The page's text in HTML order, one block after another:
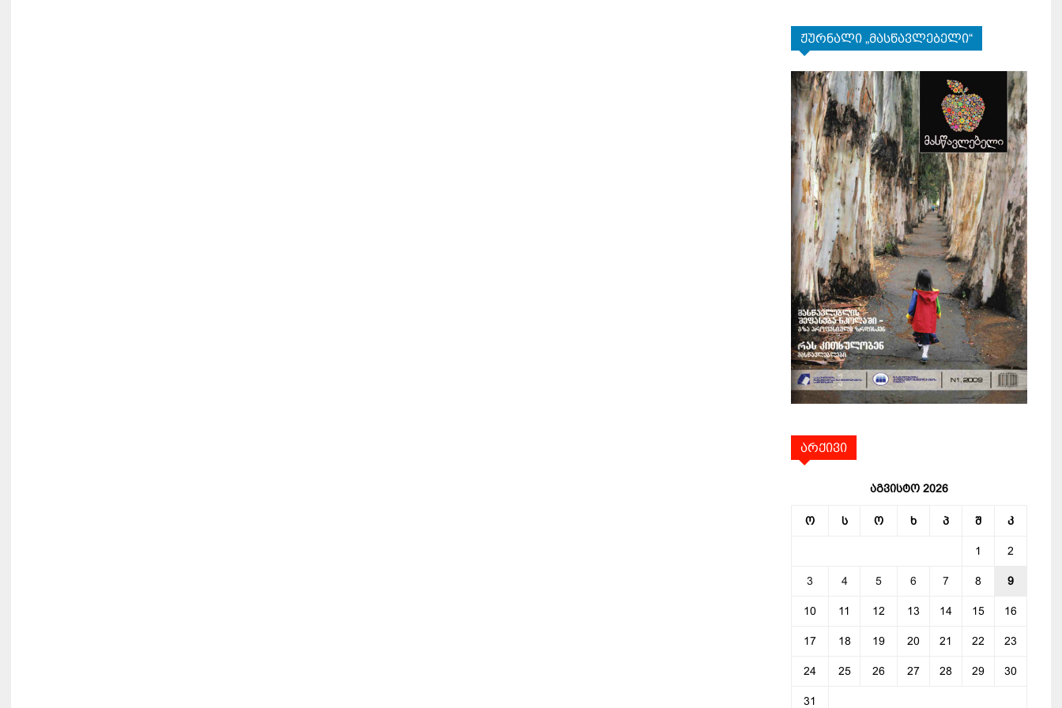
ჟურნალი „მასწავლებელი“
არქივი
აგვისტო 2026
ო ს ო ხ პ შ კ
1 2
3 4 5 6 7 8 9
10 11 12 13 14 15 16
17 18 19 20 21 22 23
24 25 26 27 28 29 30
31